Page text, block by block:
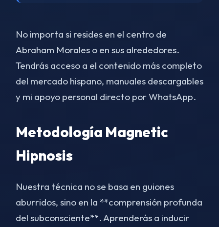
No importa si resides en el centro de
Abraham Morales o en sus alrededores.
Tendrás acceso a el contenido más completo
del mercado hispano, manuales descargables
y mi apoyo personal directo por WhatsApp.
Metodología Magnetic
Hipnosis
Nuestra técnica no se basa en guiones
aburridos, sino en la **comprensión profunda
del subconsciente**. Aprenderás a inducir